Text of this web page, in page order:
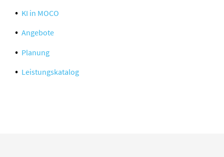
KI in MOCO
Angebote
Planung
Leistungskatalog